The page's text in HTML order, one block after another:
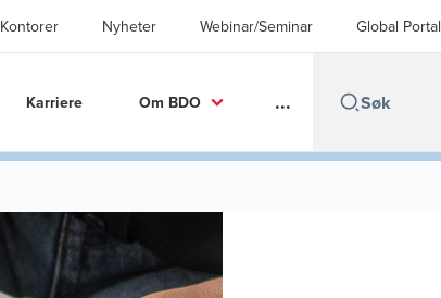
Kontorer Nyheter Webinar/Seminar Global Portal
Karriere Om BDO ...